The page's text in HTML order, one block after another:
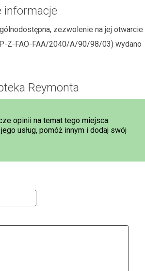
informacje
zezwolenie na jej otwarcie
Z-FAO-FAA/2040/A/90/98/03) wydano
Reymonta
opinii na temat tego miejsca.
usług, pomóż innym i dodaj swój